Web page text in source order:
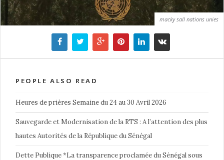
macky sall nations unies
PEOPLE ALSO READ
Heures de prières Semaine du 24 au 30 Avril 2026
Sauvegarde et Modernisation de la RTS : A l’attention des plus
hautes Autorités de la République du Sénégal
Dette Publique *La transparence proclamée du Sénégal sous